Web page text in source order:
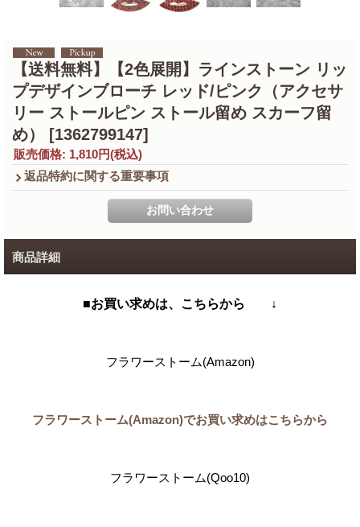
【送料無料】【2色展開】ラインストーン リッ
プデザインブローチ レッド/ピンク（アクセサ
リー ストールピン ストール留め スカーフ留
め） [1362799147]
販売価格: 1,810円(税込)
返品特約に関する重要事項
商品詳細
■お買い求めは、こちらから ↓
フラワーストーム(Amazon)
フラワーストーム(Amazon)でお買い求めはこちらから
フラワーストーム(Qoo10)